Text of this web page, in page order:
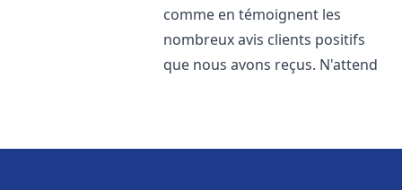
comme en témoignent les
nombreux avis clients positifs
que nous avons reçus. N'attend